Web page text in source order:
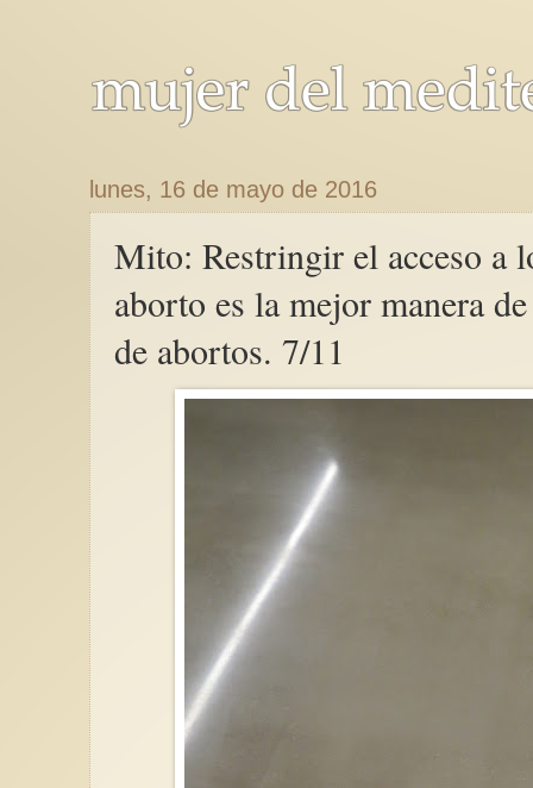
lunes, 16 de mayo de 2016
Mito: Restringir el acceso a
aborto es la mejor manera
de abortos. 7/11